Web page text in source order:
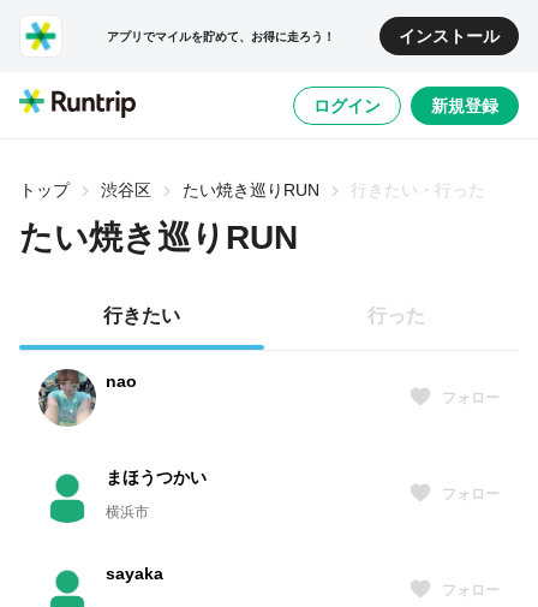
アプリでマイルを貯めて、お得に走ろう！ インストール
ログイン 新規登録
トップ 渋谷区 たい焼き巡りRUN 行きたい・行った
たい焼き巡りRUN
行きたい 行った
nao
フォロー
まほうつかい
横浜市
フォロー
sayaka
フォロー